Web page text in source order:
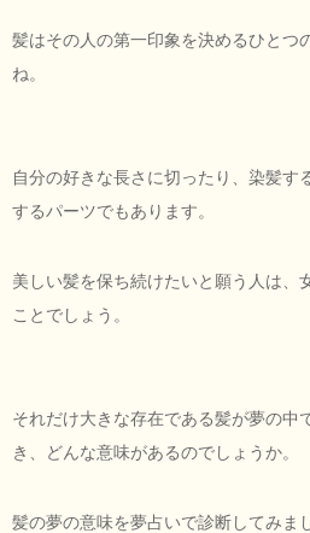
髪はその人の第一印象を決めるひとつ
ね。
自分の好きな長さに切ったり、染髪す
するパーツでもあります。
美しい髪を保ち続けたいと願う人は、
ことでしょう。
それだけ大きな存在である髪が夢の中
き、どんな意味があるのでしょうか。
髪の夢の意味を夢占いで診断してみま